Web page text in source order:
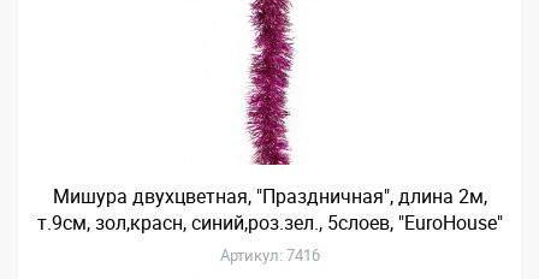
Мишура двухцветная, "Праздничная", длина 2м,
т.9см, зол,красн, синий,роз.зел., 5слоев, "EuroHouse"
Артикул: 7416